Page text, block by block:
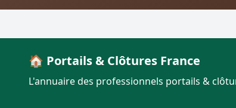
🏠 Portails & Clôtures France
L'annuaire des professionnels portails &